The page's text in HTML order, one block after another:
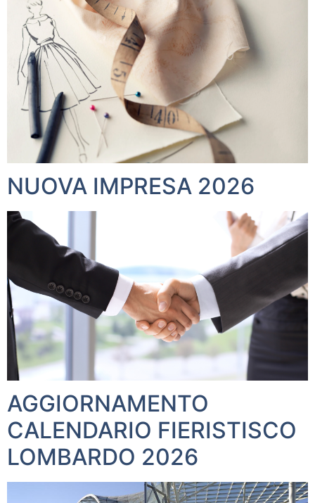
NUOVA IMPRESA 2026
AGGIORNAMENTO
CALENDARIO FIERISTISCO
LOMBARDO 2026